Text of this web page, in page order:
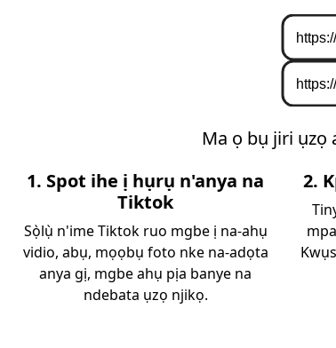
Ma ọ bụ jiri
1. Spot ihe ị hụrụ n'anya na
Tiktok
Sọ̀lụ̀ n'ime Tiktok ruo mgbe ị na-ahụ
vidio, abụ, mọọbụ foto nke na-adọta
anya gị, mgbe ahụ pịa banye na
ndebata ụzọ njikọ.
2.